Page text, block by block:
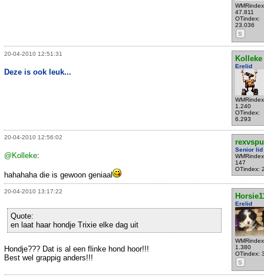
47.811
OTindex:
23.036
S
20-04-2010 12:51:31
Kolleke
Erelid
1.240
OTindex:
6.293
Deze is ook leuk...
20-04-2010 12:56:02
Senior lid
147
OTindex:
@Kolleke:
hahahaha die is gewoon geniaal
20-04-2010 13:17:22
Erelid
1.380
OTindex:
S
Quote:
en laat haar hondje Trixie elke dag uit
Hondje??? Dat is al een flinke hond hoor!!!
Best wel grappig anders!!!